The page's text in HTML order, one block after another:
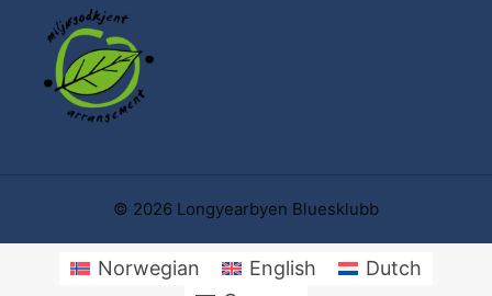
© 2026 Longyearbyen Bluesklubb
Norwegian English
Dutch